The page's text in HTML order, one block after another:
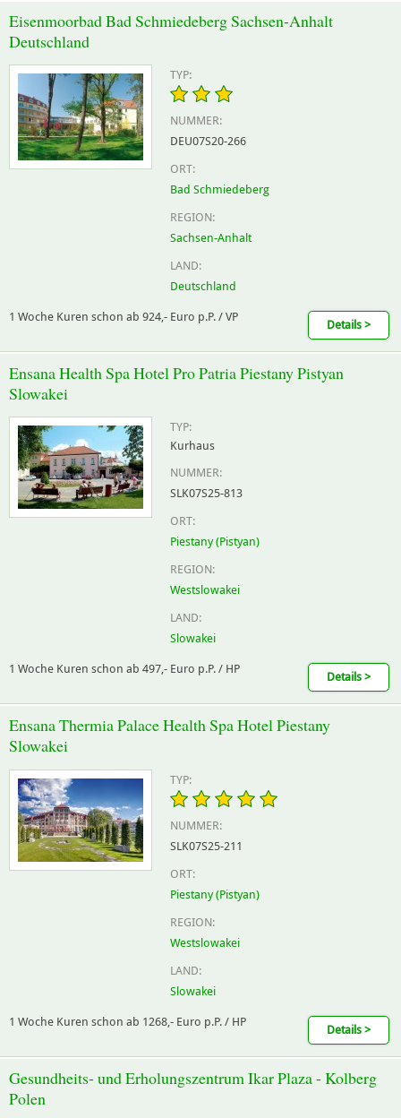
Eisenmoorbad Bad Schmiedeberg Sachsen-Anhalt
Deutschland
TYP:
NUMMER:
DEU07S20-266
ORT:
Bad Schmiedeberg
REGION:
Sachsen-Anhalt
LAND:
Deutschland
1 Woche Kuren schon ab 924,- Euro p.P. / VP
Details >
Ensana Health Spa Hotel Pro Patria Piestany Pistyan
Slowakei
TYP:
Kurhaus
NUMMER:
SLK07S25-813
ORT:
Piestany (Pistyan)
REGION:
Westslowakei
LAND:
Slowakei
1 Woche Kuren schon ab 497,- Euro p.P. / HP
Details >
Ensana Thermia Palace Health Spa Hotel Piestany
Slowakei
TYP:
NUMMER:
SLK07S25-211
ORT:
Piestany (Pistyan)
REGION:
Westslowakei
LAND:
Slowakei
1 Woche Kuren schon ab 1268,- Euro p.P. / HP
Details >
Gesundheits- und Erholungszentrum Ikar Plaza - Kolberg
Polen